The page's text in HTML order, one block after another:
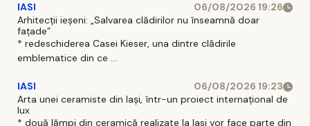
IASI
06/08/2026 19:26
Arhitecții ieșeni: „Salvarea clădirilor nu înseamnă doar
fațade”
* redeschiderea Casei Kieser, una dintre clădirile
emblematice din ce ...
IASI
06/08/2026 19:23
Arta unei ceramiste din Iași, într-un proiect internațional de
lux
* două lămpi din ceramică realizate la Iasi vor face parte din